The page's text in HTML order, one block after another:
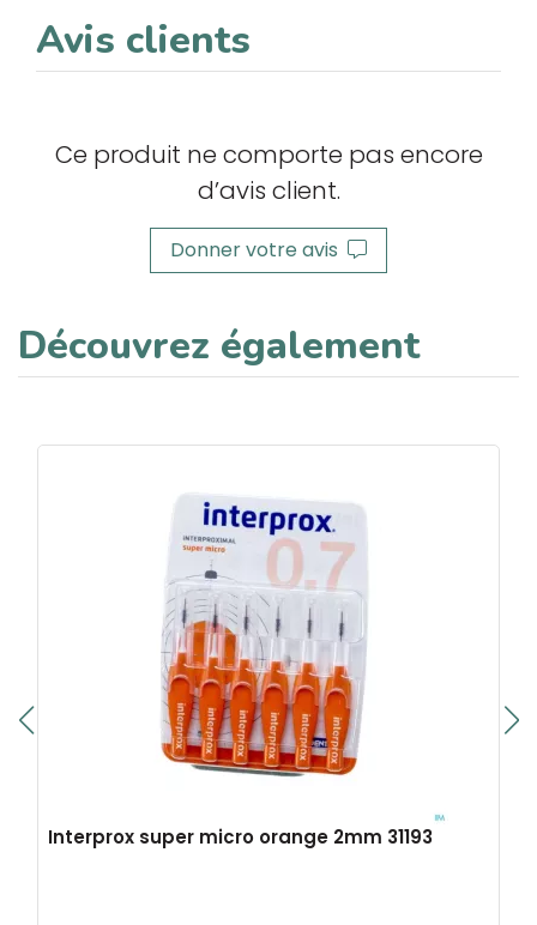
Avis clients
Ce produit ne comporte pas encore
d’avis client.
Donner votre avis
Découvrez également
Interprox super micro orange 2mm 31193